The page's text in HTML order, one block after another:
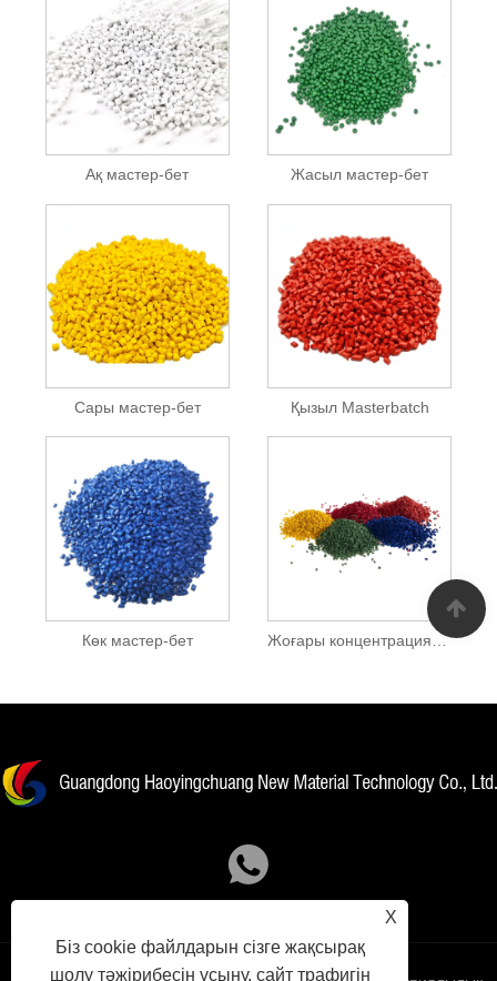
Ақ мастер-бет Жасыл мастер-бет
Сары мастер-бет Қызыл Masterbatch
Көк мастер-бет Жоғары концентрациялы түсті Masterbatch
X
Біз cookie файлдарын сізге жақсырақ
шолу тәжірибесін ұсыну, сайт трафигін